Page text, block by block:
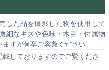
した品を撮影した物を使用して
細なキズや色味・木目・付属物
すが何卒ご容赦ください。
しておりますのでご覧くださ